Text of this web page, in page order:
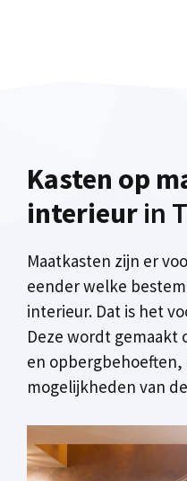
Kasten op
interieur in
Maatkasten zijn er
eender welke
interieur. Dat is het
Deze wordt gemaakt
en opbergbehoeften,
mogelijkheden van